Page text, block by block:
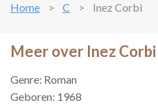
Home C Inez Corbi
Meer over Inez Corbi
Genre: Roman
Geboren: 1968